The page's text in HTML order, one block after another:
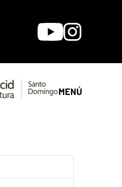
YoutubeInstagram
MENÚ